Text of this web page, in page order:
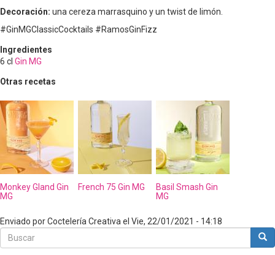
Decoración: una cereza marrasquino y un twist de limón.
#GinMGClassicCocktails #RamosGinFizz
Ingredientes
6 cl Gin MG
Otras recetas
Monkey Gland Gin
MG
French 75 Gin MG
Basil Smash Gin
MG
Enviado porCoctelería Creativael Vie, 22/01/2021 - 14:18
Buscar
Buscar